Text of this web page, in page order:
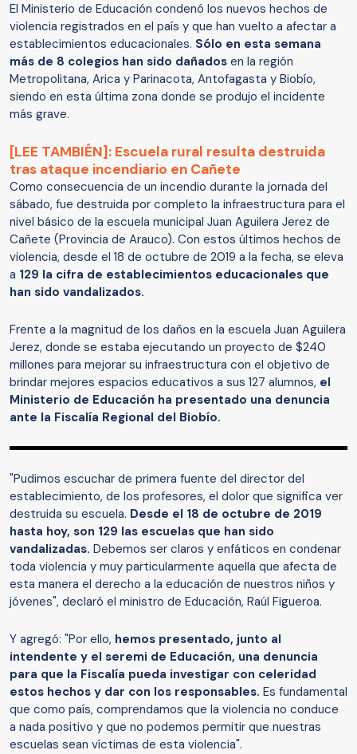
El Ministerio de Educación condenó los nuevos hechos de
violencia registrados en el país y que han vuelto a afectar a
establecimientos educacionales. Sólo en esta semana
más de 8 colegios han sido dañados en la región
Metropolitana, Arica y Parinacota, Antofagasta y Biobío,
siendo en esta última zona donde se produjo el incidente
más grave.
[LEE TAMBIÉN]: Escuela rural resulta destruida
tras ataque incendiario en Cañete
Como consecuencia de un incendio durante la jornada del
sábado, fue destruida por completo la infraestructura para el
nivel básico de la escuela municipal Juan Aguilera Jerez de
Cañete (Provincia de Arauco). Con estos últimos hechos de
violencia, desde el 18 de octubre de 2019 a la fecha, se eleva
a 129 la cifra de establecimientos educacionales que
han sido vandalizados.
Frente a la magnitud de los daños en la escuela Juan Aguilera
Jerez, donde se estaba ejecutando un proyecto de $240
millones para mejorar su infraestructura con el objetivo de
brindar mejores espacios educativos a sus 127 alumnos, el
Ministerio de Educación ha presentado una denuncia
ante la Fiscalía Regional del Biobío.
"Pudimos escuchar de primera fuente del director del
establecimiento, de los profesores, el dolor que significa ver
destruida su escuela. Desde el 18 de octubre de 2019
hasta hoy, son 129 las escuelas que han sido
vandalizadas. Debemos ser claros y enfáticos en condenar
toda violencia y muy particularmente aquella que afecta de
esta manera el derecho a la educación de nuestros niños y
jóvenes", declaró el ministro de Educación, Raúl Figueroa.
Y agregó: "Por ello, hemos presentado, junto al
intendente y el seremi de Educación, una denuncia
para que la Fiscalía pueda investigar con celeridad
estos hechos y dar con los responsables. Es fundamental
que como país, comprendamos que la violencia no conduce
a nada positivo y que no podemos permitir que nuestras
escuelas sean víctimas de esta violencia".